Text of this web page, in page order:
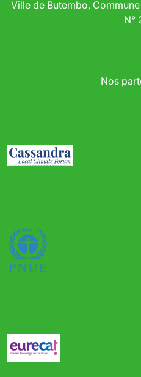
Ville de Butembo,
N°
Nos